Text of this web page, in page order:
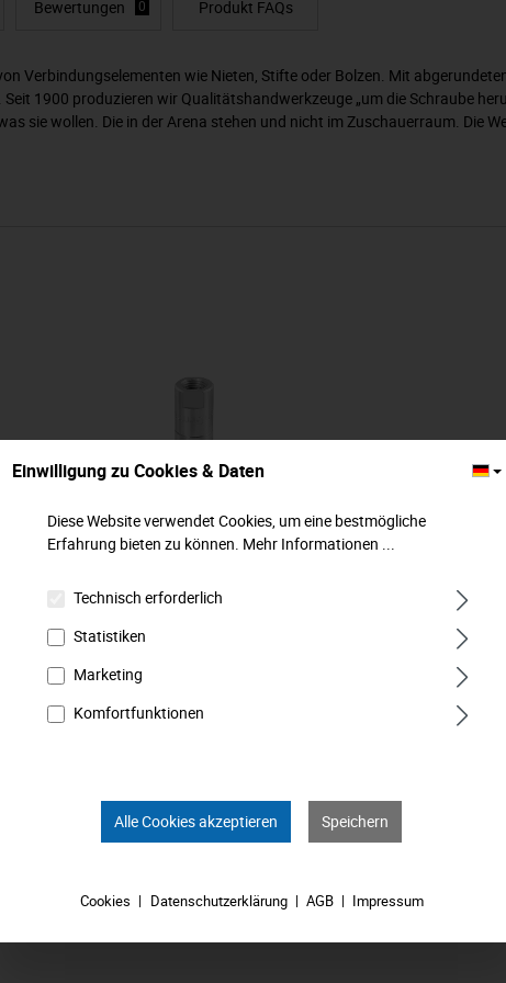
Bewertungen 0 Produkt FAQs
Verbindungselementen wie Nieten, Stifte oder Bolzen. Mit
1900 produzieren wir Qualitätshandwerkzeuge „um die Schraube
sie wollen. Die in der Arena stehen und nicht im Zuschauerraum. Die
4-Backen-Hydraulikmundstück, MATADOR
Art.-Code: 07940002
Einwilligung zu Cookies & Daten
Diese Website verwendet Cookies, um eine bestmögliche
Erfahrung bieten zu können. Mehr Informationen ...
Technisch erforderlich
Statistiken
Marketing
Komfortfunktionen
Alle Cookies akzeptieren Speichern
Cookies Datenschutzerklärung AGB Impressum